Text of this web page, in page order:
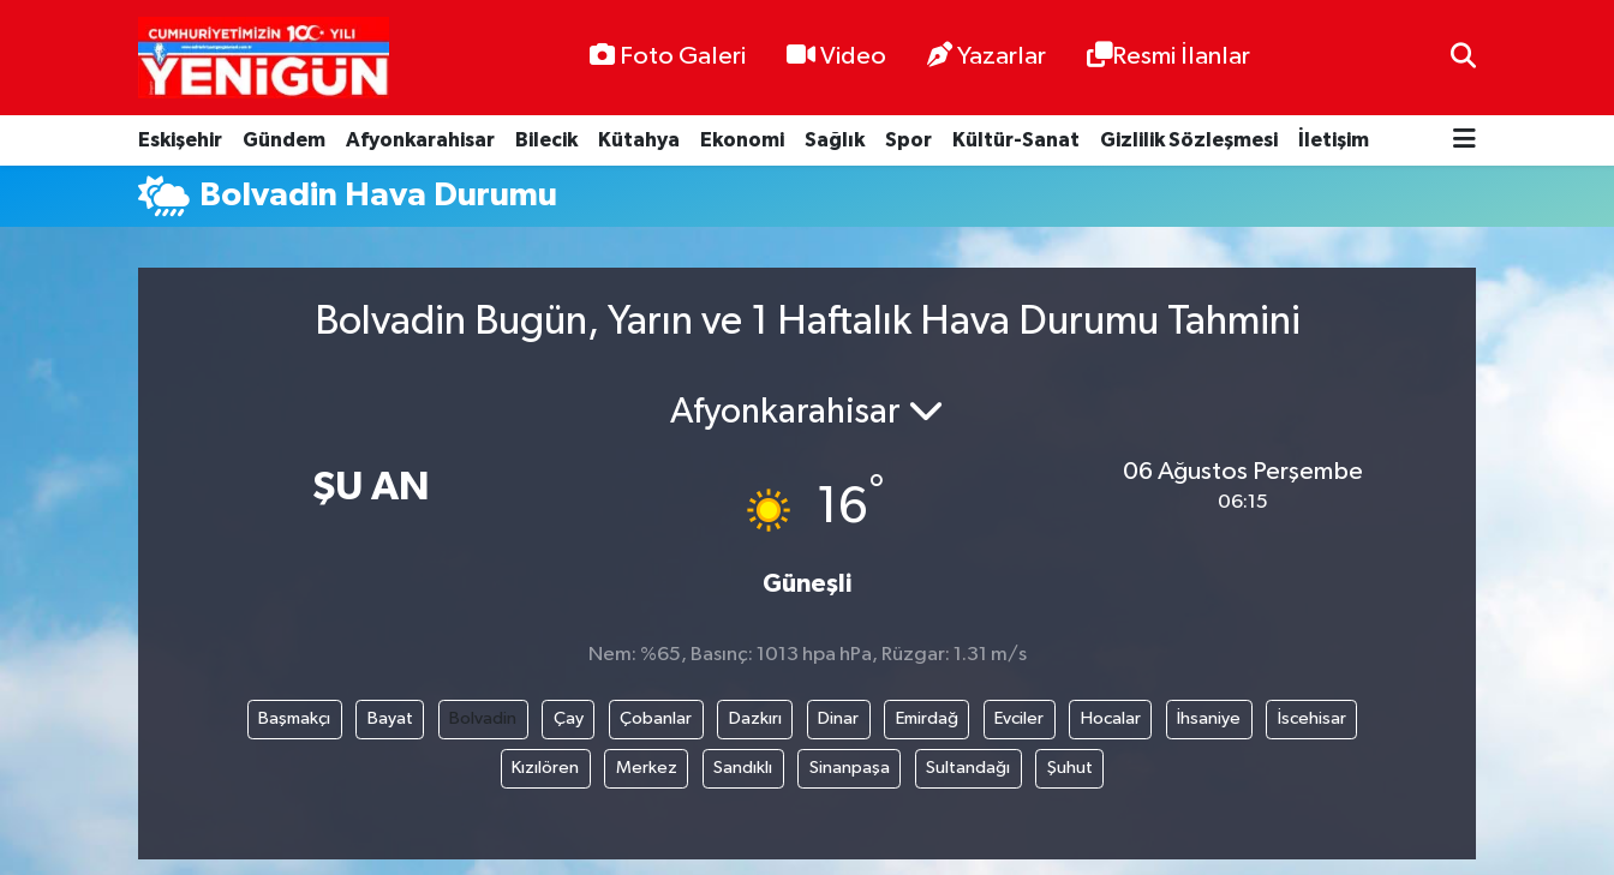
Foto Galeri Video Yazarlar Resmi İlanlar
Eskişehir Gündem Afyonkarahisar Bilecik Kütahya Ekonomi Sağlık Spor Kültür-Sanat Gizlilik Sözleşmesi İletişim
Bolvadin Hava Durumu
Bolvadin Bugün, Yarın ve 1 Haftalık Hava Durumu Tahmini
ŞU AN
Afyonkarahisar
16°
Güneşli
06 Ağustos Perşembe
06:15
Nem: %65, Basınç: 1013 hpa hPa, Rüzgar: 1.31 m/s
Başmakçı Bayat Bolvadin Çay Çobanlar Dazkırı Dinar Emirdağ Evciler Hocalar İhsaniye İscehisar
Kızılören Merkez Sandıklı Sinanpaşa Sultandağı Şuhut
Nöbetçi Eczaneler
Hava Durumu
Trafik Durumu
Süper Lig Puan Durumu ve Fikstür
Haber Arşivi